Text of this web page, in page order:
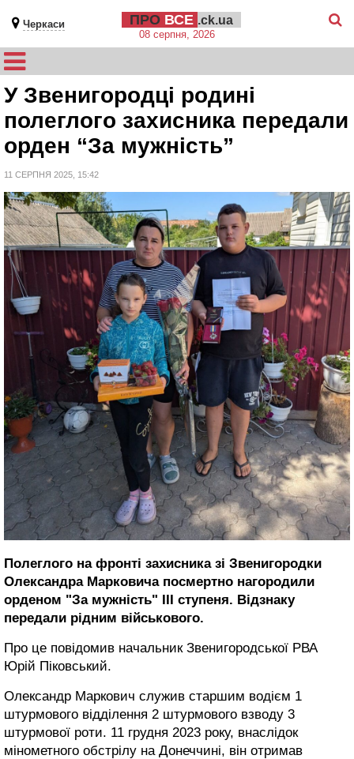
Черкаси ПРО ВСЕ .ck.ua
08 серпня, 2026
У Звенигородці родині
полеглого захисника передали
орден “За мужність”
11 СЕРПНЯ 2025, 15:42
Полеглого на фронті захисника зі Звенигородки
Олександра Марковича посмертно нагородили
орденом "За мужність" ІІІ ступеня. Відзнаку
передали рідним військового.
Про це повідомив начальник Звенигородської РВА
Юрій Піковський.
Олександр Маркович служив старшим водієм 1
штурмового відділення 2 штурмового взводу 3
штурмової роти. 11 грудня 2023 року, внаслідок
мінометного обстрілу на Донеччині, він отримав